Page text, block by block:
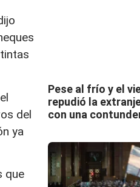
del
ya
que
Pese al frío y el
repudió la
con una